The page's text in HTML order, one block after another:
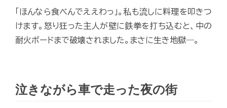
「ほんなら食べんでええわっ」。私も流しに料理を叩きつ
けます。怒り狂った主人が壁に鉄拳を打ち込むと、中の
耐火ボードまで破壊されました。まさに生き地獄―。
泣きながら車で走った夜の街